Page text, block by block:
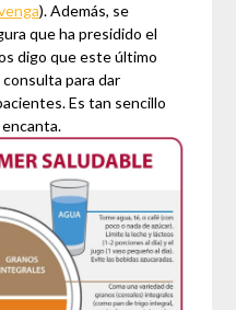
). Además, se
que ha presidido el
digo que este último
para dar
Es tan sencillo